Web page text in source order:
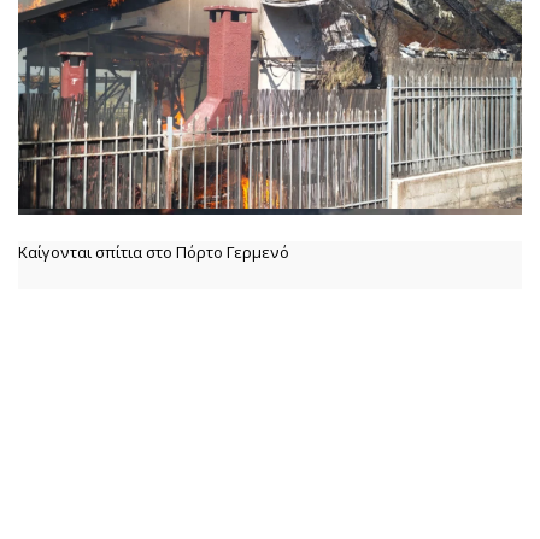
Καίγονται σπίτια στο Πόρτο Γερμενό